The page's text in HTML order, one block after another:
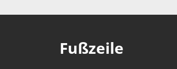
Fußzeile